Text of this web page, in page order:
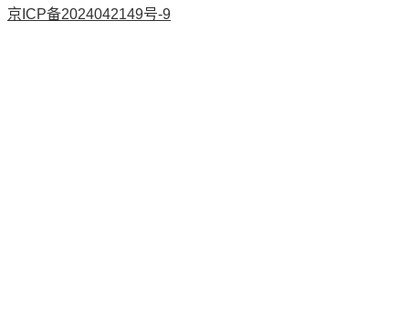
京ICP备2024042149号-9